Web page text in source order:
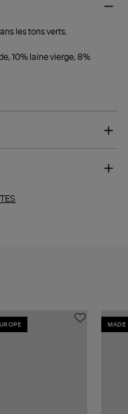
les tons verts.
10% laine vierge, 8%
MADE